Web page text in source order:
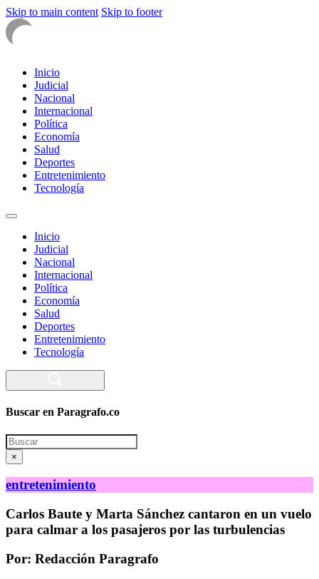
Skip to main content Skip to footer
Inicio
Judicial
Nacional
Internacional
Política
Economía
Salud
Deportes
Entretenimiento
Tecnología
Inicio
Judicial
Nacional
Internacional
Política
Economía
Salud
Deportes
Entretenimiento
Tecnología
Buscar en Paragrafo.co
Search
×
entretenimiento
Carlos Baute y Marta Sánchez cantaron en un vuelo
para calmar a los pasajeros por las turbulencias
Por: Redacción Paragrafo